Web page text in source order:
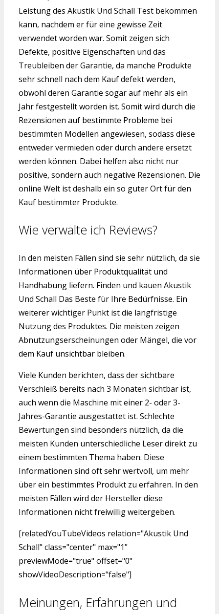
Leistung des Akustik Und Schall Test bekommen
kann, nachdem er für eine gewisse Zeit
verwendet worden war. Somit zeigen sich
Defekte, positive Eigenschaften und das
Treubleiben der Garantie, da manche Produkte
sehr schnell nach dem Kauf defekt werden,
obwohl deren Garantie sogar auf mehr als ein
Jahr festgestellt worden ist. Somit wird durch die
Rezensionen auf bestimmte Probleme bei
bestimmten Modellen angewiesen, sodass diese
entweder vermieden oder durch andere ersetzt
werden können. Dabei helfen also nicht nur
positive, sondern auch negative Rezensionen. Die
online Welt ist deshalb ein so guter Ort für den
Kauf bestimmter Produkte.
Wie verwalte ich Reviews?
In den meisten Fällen sind sie sehr nützlich, da sie
Informationen über Produktqualität und
Handhabung liefern. Finden und kauen Akustik
Und Schall Das Beste für Ihre Bedürfnisse. Ein
weiterer wichtiger Punkt ist die langfristige
Nutzung des Produktes. Die meisten zeigen
Abnutzungserscheinungen oder Mängel, die vor
dem Kauf unsichtbar bleiben.
Viele Kunden berichten, dass der sichtbare
Verschleiß bereits nach 3 Monaten sichtbar ist,
auch wenn die Maschine mit einer 2- oder 3-
Jahres-Garantie ausgestattet ist. Schlechte
Bewertungen sind besonders nützlich, da die
meisten Kunden unterschiedliche Leser direkt zu
einem bestimmten Thema haben. Diese
Informationen sind oft sehr wertvoll, um mehr
über ein bestimmtes Produkt zu erfahren. In den
meisten Fällen wird der Hersteller diese
Informationen nicht freiwillig weitergeben.
[relatedYouTubeVideos relation="Akustik Und
Schall" class="center" max="1"
previewMode="true" offset="0"
showVideoDescription="false"]
Meinungen, Erfahrungen und